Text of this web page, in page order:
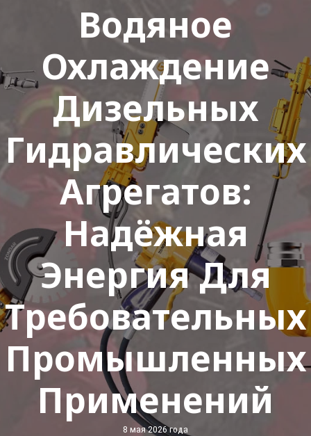
Водяное
Охлаждение
Дизельных
Гидравлических
Агрегатов:
Надёжная
Энергия Для
Требовательных
Промышленных
Применений
8 мая 2026 года